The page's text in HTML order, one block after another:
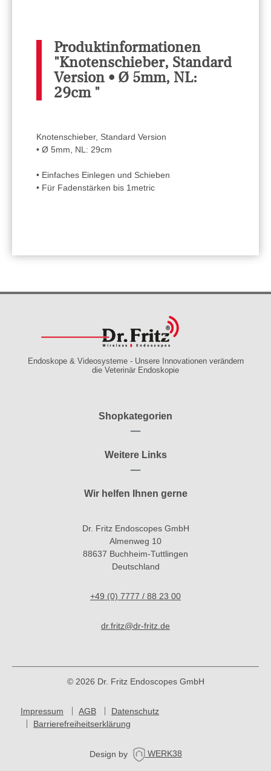
Produktinformationen
"Knotenschieber, Standard
Version • Ø 5mm, NL:
29cm "
Knotenschieber, Standard Version
• Ø 5mm, NL: 29cm
• Einfaches Einlegen und Schieben
• Für Fadenstärken bis 1metric
Endoskope & Videosysteme - Unsere Innovationen verändern
die Veterinär Endoskopie
Shopkategorien
Weitere Links
Wir helfen Ihnen gerne
Dr. Fritz Endoscopes GmbH
Almenweg 10
88637 Buchheim-Tuttlingen
Deutschland
+49 (0) 7777 / 88 23 00
dr.fritz@dr-fritz.de
© 2026 Dr. Fritz Endoscopes GmbH
Impressum AGB
Datenschutz
Barrierefreiheitserklärung
Design by WERK38